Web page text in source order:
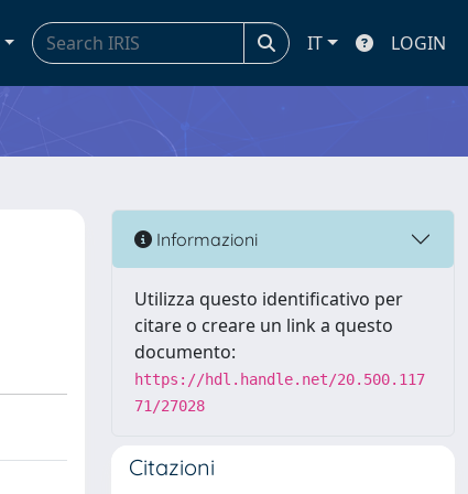
IT LOGIN
Informazioni
Utilizza questo identificativo per
citare o creare un link a questo
documento:
https://hdl.handle.net/20.500.117
71/27028
Citazioni